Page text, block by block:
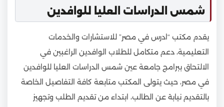
شمس الدراسات العليا للوافدين
يقدم مكتب “ادرس في مصر” للاستشارات والخدمات
التعليمية، دعم متكامل للطلاب الوافدين الراغبين في
الالتحاق ببرامج جامعة عين شمس الدراسات العليا للوافدين
في مصر، حيث يتولى المكتب متابعة كافة التفاصيل الخاصة
بالتقديم نيابهً عن الطالب، ابتداء من تقديم الطلب وتجهيز